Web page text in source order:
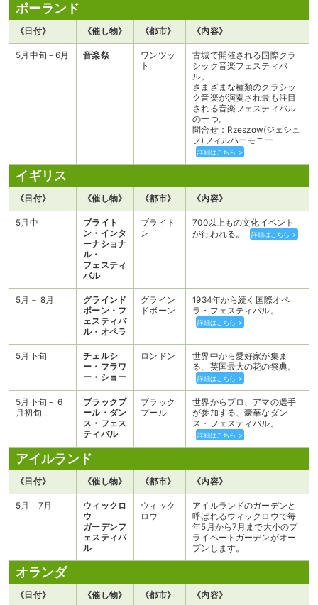
ポーランド
《日付》 《催し物》 《都市》 《内容》
5月中旬－6月 音楽祭
ワンツッ
ト
古城で開催される国際クラ
シック音楽フェスティバ
ル。
さまざまな種類のクラシッ
ク音楽が演奏され最も注目
される音楽フェスティバル
の一つ。
問合せ：Rzeszow(ジェシュ
フ)フィルハーモニー
詳細はこちら >
イギリス
《日付》 《催し物》 《都市》 《内容》
5月中
ブライト
ン・インタ
ーナショナ
ル・
フェスティ
バル
ブライト
ン
700以上もの文化イベント
が行われる。
詳細はこちら >
5月－ 8月
グラインド
ボーン・フ
ェスティバ
ル・オペラ
グライン
ドボーン
1934年から続く国際オペ
ラ・フェスティバル。
詳細はこちら >
5月下旬
チェルシ
ー・フラワ
ー・ショー
ロンドン
世界中から愛好家が集ま
る、英国最大の花の祭典。
詳細はこちら >
5月下旬－ 6
月初旬
ブラックプ
ール・ダン
ス・フェス
ティバル
ブラック
プール
世界からプロ、アマの選手
が参加する、豪華なダン
ス・フェスティバル。
詳細はこちら >
アイルランド
《日付》 《催し物》 《都市》 《内容》
5月－7月
ウィックロ
ウ
ガーデンフ
ェスティバ
ル
ウィック
ロウ
アイルランドのガーデンと
呼ばれるウィックロウで毎
年5月から7月まで大小のプ
ライベートガーデンがオー
プンします。
オランダ
《日付》 《催し物》 《都市》 《内容》